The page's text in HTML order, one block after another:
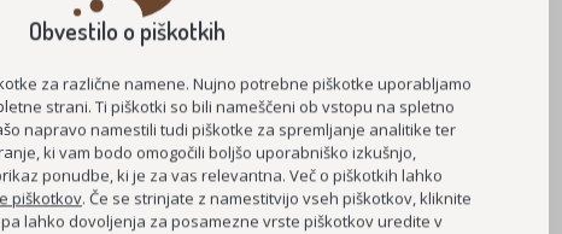
MEDGENERACIJSKO POVEZOVANJE ZA VARNO
ČUTIM – ŽIVIM
DEMENCI PRIJAZNA TOČKA
MEDGENERACIJSKO SREDIŠČE PRI OŠ HORJUL
MREŽA BREZPLAČNIH E-PREVOZOV
Obvestilo o piškotkih
za različne namene. Nujno potrebne piškotke uporabljamo
strani. Ti piškotki so bili nameščeni ob vstopu na spletno
napravo namestili tudi piškotke za spremljanje analitike ter
ki vam bodo omogočili boljšo uporabniško izkušnjo,
ponudbe, ki je za vas relevantna. Več o piškotkih lahko
piškotkov. Če se strinjate z namestitvijo vseh piškotkov, kliknite
pa lahko dovoljenja za posamezne vrste piškotkov uredite v